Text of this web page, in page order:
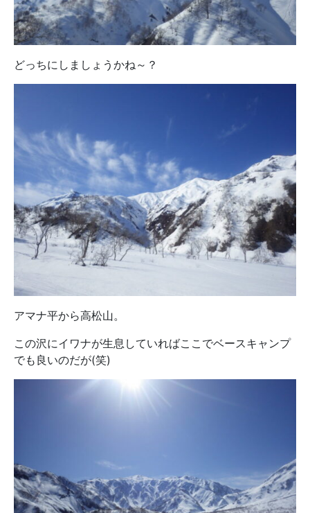
どっちにしましょうかね～？
アマナ平から高松山。
この沢にイワナが生息していればここでベースキャンプ
でも良いのだが(笑)